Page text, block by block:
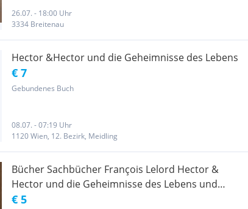
26.07. - 18:00 Uhr
3334 Breitenau
Hector &Hector und die Geheimnisse des Lebens
€ 7
Gebundenes Buch
08.07. - 07:19 Uhr
1120 Wien, 12. Bezirk, Meidling
Bücher Sachbücher François Lelord Hector &
Hector und die Geheimnisse des Lebens und
Hector's Reise oder Die Suche nach dem Glück
€ 5